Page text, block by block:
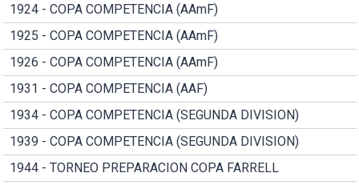
1924 - COPA COMPETENCIA (AAmF)
1925 - COPA COMPETENCIA (AAmF)
1926 - COPA COMPETENCIA (AAmF)
1931 - COPA COMPETENCIA (AAF)
1934 - COPA COMPETENCIA (SEGUNDA DIVISION)
1939 - COPA COMPETENCIA (SEGUNDA DIVISION)
1944 - TORNEO PREPARACION COPA FARRELL